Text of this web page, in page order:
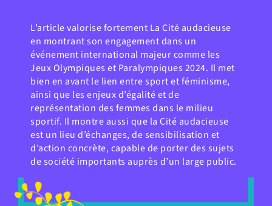
L’article valorise fortement La Cité audacieuse
en montrant son engagement dans un
événement international majeur comme les
Jeux Olympiques et Paralympiques 2024. Il met
bien en avant le lien entre sport et féminisme,
ainsi que les enjeux d’égalité et de
représentation des femmes dans le milieu
sportif. Il montre aussi que la Cité audacieuse
est un lieu d’échanges, de sensibilisation et
d’action concrète, capable de porter des sujets
de société importants auprès d’un large public.